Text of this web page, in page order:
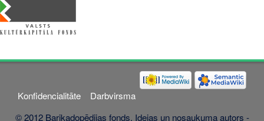
Konfidencialitāte
Darbvirsma
© 2012 Barikadopēdijas fonds. Idejas un nosaukuma autors -